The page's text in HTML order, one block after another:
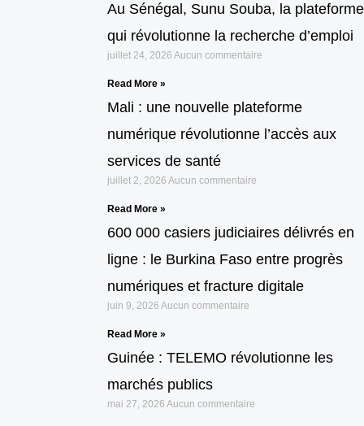
Au Sénégal, Sunu Souba, la plateforme
qui révolutionne la recherche d’emploi
juillet 24, 2026 Aucun commentaire
Read More »
Mali : une nouvelle plateforme
numérique révolutionne l’accès aux
services de santé
juillet 2, 2026 Aucun commentaire
Read More »
600 000 casiers judiciaires délivrés en
ligne : le Burkina Faso entre progrès
numériques et fracture digitale
juin 9, 2026 Aucun commentaire
Read More »
Guinée : TELEMO révolutionne les
marchés publics
mai 27, 2026 Aucun commentaire